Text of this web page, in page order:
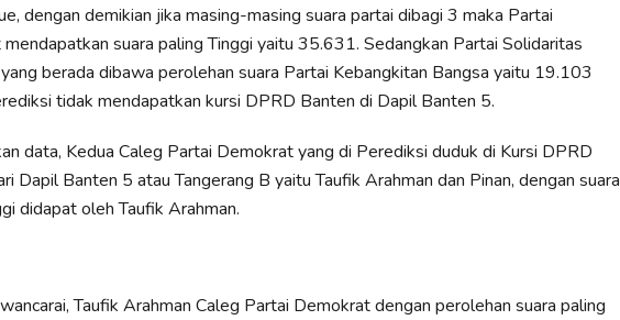
dengan demikian jika masing-masing suara partai dibagi 3 maka Partai
suara paling Tinggi yaitu 35.631. Sedangkan Partai Solidaritas
berada dibawa perolehan suara Partai Kebangkitan Bangsa yaitu 19.103
tidak mendapatkan kursi DPRD Banten di Dapil Banten 5.
data, Kedua Caleg Partai Demokrat yang di Perediksi duduk di Kursi DPRD
Dapil Banten 5 atau Tangerang B yaitu Taufik Arahman dan Pinan, dengan suara
didapat oleh Taufik Arahman.
Taufik Arahman Caleg Partai Demokrat dengan perolehan suara paling